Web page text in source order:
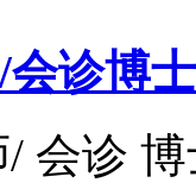
诊博士
/ 会诊